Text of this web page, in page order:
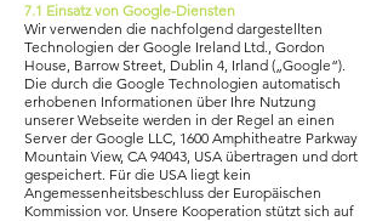
7.1 Einsatz von Google-Diensten
Wir verwenden die nachfolgend dargestellten
Technologien der Google Ireland Ltd., Gordon
House, Barrow Street, Dublin 4, Irland („Google“).
Die durch die Google Technologien automatisch
erhobenen Informationen über Ihre Nutzung
unserer Webseite werden in der Regel an einen
Server der Google LLC, 1600 Amphitheatre Parkway
Mountain View, CA 94043, USA übertragen und dort
gespeichert. Für die USA liegt kein
Angemessenheitsbeschluss der Europäischen
Kommission vor. Unsere Kooperation stützt sich auf